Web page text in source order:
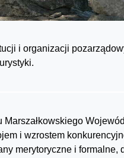
i organizacji
Marszałkowskiego
i wzrostem
merytoryczne i